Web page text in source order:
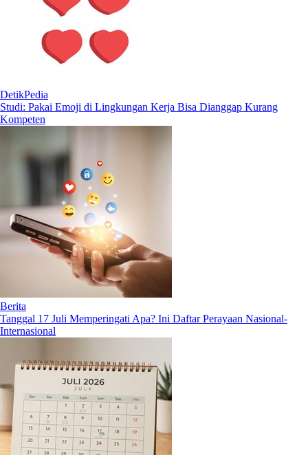
DetikPedia
Studi: Pakai Emoji di Lingkungan Kerja Bisa Dianggap Kurang
Kompeten
Berita
Tanggal 17 Juli Memperingati Apa? Ini Daftar Perayaan Nasional-
Internasional